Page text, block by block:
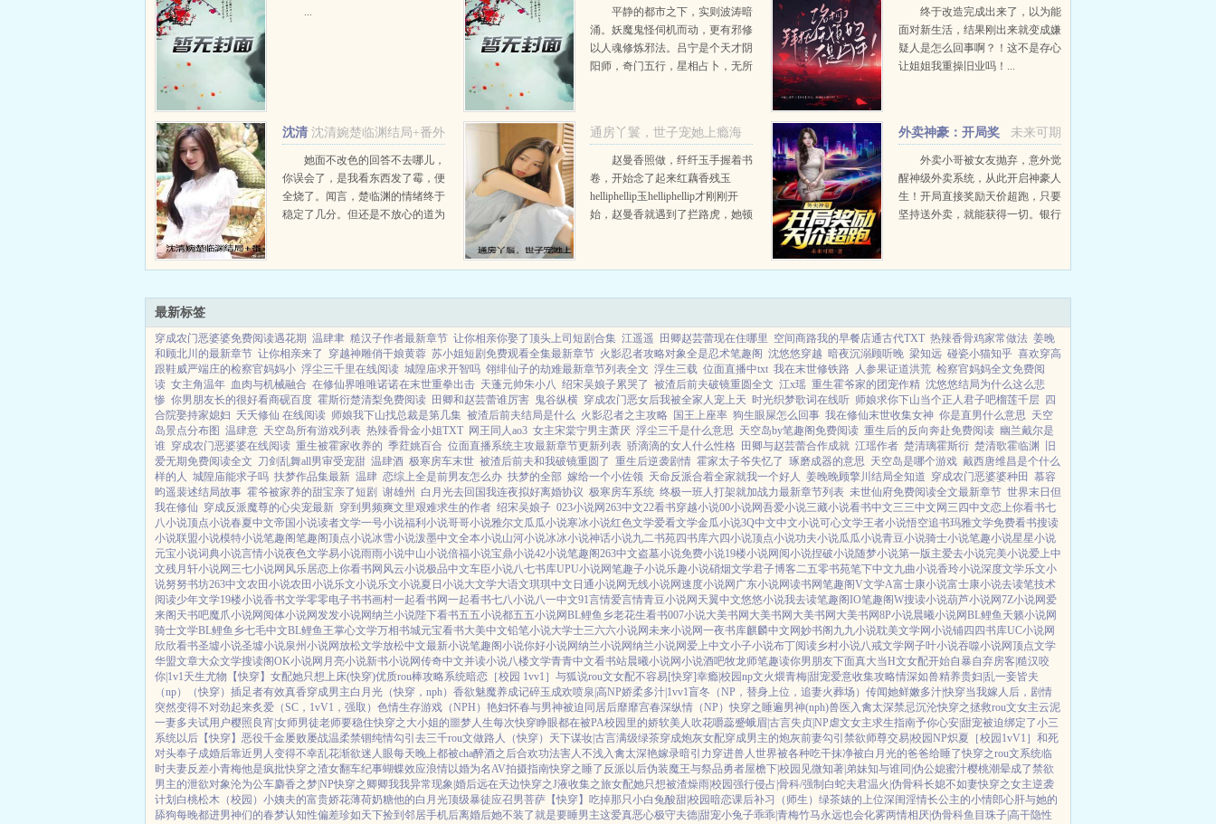
...
平静的都市之下，实则波涛暗
涌。妖魔鬼怪伺机而动，更有邪修
以人魂修炼邪法。吕宁是个天才阴
阳师，奇门五行，星相占卜，无所
情有独钟。...
的不是凶手！
终于改造完成出来了，以为能
面对新生活，结果刚出来就变成嫌
疑人是怎么回事啊？！这不是存心
让姐姐我重操旧业吗！...
沈清婉楚临渊结局+番外
沈清
婉楚临渊
她面不改色的回答不去哪儿，
你误会了，是我看东西发了霉，便
全烧了。闻言，楚临渊的情绪终于
稳定了几分。但还是不放心的道为
若，像他骗自己时一样。...
通房丫鬟，世子宠她上瘾海
棠赵曼香结局+番外
海棠赵曼香
赵曼香照做，纤纤玉手握着书
卷，开始念了起来红藕香残玉
helliphellip玉helliphellip才刚刚开
始，赵曼香就遇到了拦路虎，她顿
在罗汉椅上，随...
未来可期
外卖神豪：开局奖
励天价超跑
外卖小哥被女友抛弃，意外觉
醒神级外卖系统，从此开启神豪人
生！开局直接奖励天价超跑，只要
坚持送外卖，就能获得一切。银行
最新标签
穿成农门恶婆婆免费阅读遇花期 温肆聿 糙汉子作者最新章节 让你相亲你娶了顶头上司短剧合集 江遥遥 田卿赵芸蕾现在住哪里 空间商路我的早餐店通古代TXT 热辣香骨鸡家常做法 姜晚
和顾北川的最新章节 让你相亲来了 穿越神雕俏干娘黄蓉 苏小姐短剧免费观看全集最新章节 火影忍者攻略对象全是忍术笔趣阁 沈悠悠穿越 暗夜沉溺顾听晚 梁知远 碰瓷小猫知乎 喜欢穿高
跟鞋威严端庄的检察官妈妈小 浮尘三千里在线阅读 城隍庙求开智吗 翎绯仙子的劫难最新章节列表全文 浮生三载 位面直播中txt 我在末世修铁路 人参果证道洪荒 检察官妈妈全文免费阅
读 女主角温年 血肉与机械融合 在修仙界唯唯诺诺在末世重拳出击 天蓬元帅朱小八 绍宋吴娘子累哭了 被渣后前夫破镜重圆全文 江x瑶 重生霍爷家的团宠作精 沈悠悠结局为什么这么悲
惨 你男朋友长的很好看商砚百度 霍斯衍楚清梨免费阅读 田卿和赵芸蕾谁厉害 鬼谷纵横 穿成农门恶女后我被全家人宠上天 时光织梦歌词在线听 师娘求你下山当个正人君子吧榴莲千层 四
合院娶持家媳妇 夭夭修仙 在线阅读 师娘我下山找总裁是第几集 被渣后前夫结局是什么 火影忍者之主攻略 国王上座率 狗生眼屎怎么回事 我在修仙末世收集女神 你是直男什么意思 天空
岛景点分布图 温肆意 天空岛所有游戏列表 热辣香骨金小姐TXT 网王同人ao3 女主宋棠宁男主萧厌 浮尘三千是什么意思 天空岛by笔趣阁免费阅读 重生后的反向奔赴免费阅读 幽兰戴尔是
谁 穿成农门恶婆婆在线阅读 重生被霍家收养的 季荭姚百合 位面直播系统主攻最新章节更新列表 骄滴滴的女人什么性格 田卿与赵芸蕾合作成就 江瑶作者 楚清璃霍斯衍 楚清歌霍临渊
旧
爱无期免费阅读全文 刀剑乱舞all男审受宠甜 温肆酒 极寒房车末世 被渣后前夫和我破镜重圆了 重生后逆袭剧情 霍家太子爷失忆了 琢磨成器的意思 天空岛是哪个游戏 戴西唐维昌是个什么
样的人 城隍庙能求子吗 扶梦作品集最新 温肆 恋综上全是前男友怎么办 扶梦的全部 嫁给一个小佐领 天命反派合着全家就我一个好人 姜晚晚顾擎川结局全知道 穿成农门恶婆婆种田 慕容
昀遥裴述结局故事 霍爷被家养的甜宝亲了短剧 谢雄州 白月光去回国我连夜拟好离婚协议 极寒房车系统 终极一班人打架就加战力最新章节列表 未世仙府免费阅读全文最新章节 世界末日但
我在修仙 穿成反派魔尊的心尖宠最新 穿到男频爽文里艰难求生的作者 绍宋吴娘子 023小说网263中文22看书穿越小说00小说网吾爱小说三藏小说看书中文三三中文网 三四中文恋上你看书七
八小说顶点小说春夏中文帝国小说读者文学一号小说福利小说哥哥小说雅尔文瓜瓜小说寒冰小说红色文学爱看文学金瓜小说3Q中文中文小说可心文学王者小说悟空追书玛雅文学免费看书搜读
小说联盟小说模特小说笔趣阁笔趣阁顶点小说冰雪小说泼墨中文全本小说山河小说冰冰小说神话小说九二书苑四书库六四小说顶点小说功夫小说瓜瓜小说青豆小说骑士小说笔趣小说星星小说
元宝小说词典小说言情小说夜色文学易小说雨雨小说中山小说倍福小说宝鼎小说42小说笔趣阁263中文盗墓小说免费小说19楼小说网阅小说捏破小说随梦小说第一版主爱去小说完美小说爱上中
文残月轩小说网 三七小说网 风乐居恋上你看书网 风云小说极品中文车臣小说八七书库UPU小说网笔趣子小说乐趣小说硝烟文学君子博客二五零书苑笔下中文九曲小说香玲小说深度文学乐文小
说努努书坊263中文农田小说农田小说乐文小说乐文小说夏日小说大文学大语文琪琪中文 日通小说网无线小说网速度小说网 广东小说网读书网笔趣阁V文学A富士康小说富士康小说去读笔技术
阅读少年文学19楼小说香书文学零零电子书书画村一起看书网一起看书七八小说八一中文91言情爱言情青豆小说网 天翼中文悠悠小说我去读笔趣阁IO笔趣阁W搜读小说葫芦小说网7Z小说网爱
来阁 天书吧魔爪小说网 阅体小说网发发小说网纳兰小说陛下看书五五小说都五五小说网BL鲤鱼乡老花生看书007小说大美书网 大美书网 大美书网 大美书网8P小说晨曦小说网BL鲤鱼 天籁小说网
骑士文学BL鲤鱼乡七毛中文BL鲤鱼王掌心文学万相书城元宝看书大美中文铅笔小说大学士三六六小说网未来小说网一夜书库麒麟中文网妙书阁 九九小说耽美文学网小说铺四四书库UC小说网
欣欣看书圣墟小说圣墟小说泉州小说网放松文学放松中文最新小说笔趣阁小说你好小说网纳兰小说网纳兰小说网爱上中文小子小说布丁阅读乡村小说八戒文学网子叶小说吞噬小说网顶点文学
华盟文章大众文学搜读阁OK小说网 月亮小说新书小说网传奇中文并读小说八楼文学青青中文看书站晨曦小说网小说酒吧牧龙师笔趣读你男朋友下面真大当H文女配开始自暴自弃房客|糙汉咬
你|1v1天生尤物【快穿】 女配她只想上床(快穿)优质rou棒攻略系统暗恋［校园 1vv1］ 与狐说rou文女配不容易[快穿]幸瘾|校园np文火煨青梅|甜宠爱意收集攻略情深如兽精养贵妇|乱一妾皆夫
（np）
（快穿）插足者有效真香穿成男主白月光（快穿，nph） 香欲魅魔养成记碎玉成欢喷泉|高NP娇柔多汁|1vv1盲冬（NP，替身上位，追妻火葬场） 传闻她鲜嫩多汁|快穿当我嫁人后，剧情
突然变得不对劲起来炙爱（SC，1vV1，强取） 色情生存游戏（NPH） 艳妇怀春与男神被迫同居后靡靡宫春深纵情（NP）快穿之睡遍男神(nph)兽医 入禽太深禁忌沉沦快穿之拯救rou文女主云泥
一妻多夫试用户樱照良宵|女师男徒老师要稳住快穿之大小姐的噩梦人生每次快穿睁眼都在被PA校园里的娇软美人 吹花嚼蕊蹙蛾眉|古言失贞|NP虐文女主求生指南予你心安|甜宠被迫绑定了小三
系统以后【快穿】 恶役千金屡败屡战温柔禁锢纯情勾引 去三千rou文做路人（快穿） 天下谋妆|古言满级绿茶穿成炮灰女配穿成男主的炮灰前妻勾引禁欲师尊交易|校园NP炽夏［校园1vV1］ 和死
对头奉子成婚后靠近男人变得不幸乱花渐欲迷人眼每天晚上都被cha醉酒之后合欢功法害人不浅入禽太深艳嫁录暗引力穿进兽人世界被各种吃干抹净被白月光的爸爸给睡了快穿之rou文系统临
时夫妻反差小青梅他是疯批快穿之渣女翻车纪事蝴蝶效应浪情以婚为名AV拍摄指南快穿之睡了反派以后伪装魔王与祭品勇者屋檐下|校园 见微知著|弟妹知与谁同|伪公媳蜜汁樱桃潮晕成了禁欲
男主的泄欲对象沦为公车麝香之梦|NP快穿之卿卿我我异常现象|婚后远在天边快穿之J液收集之旅女配她只想被渣燥雨|校园强行侵占|骨科/强制 白蛇夫君温火|伪骨科长媳不如妻快穿之女主逆袭
计划 白桃松木（校园） 小姨夫的富贵娇花薄荷奶糖他的白月光顶级暴徒应召男菩萨 【快穿】吃掉那只小白兔酸甜|校园暗恋课后补习（师生） 绿茶婊的上位深闺淫情长公主的小情郎心肝与她的
舔狗每晚都进男神们的春梦认知性偏差珍如天下捡到邻居手机后离婚后她不装了就是要睡男主这爱真恶心极守夫德|甜宠小兔子乖乖|青梅竹马永远也会化雾两情相厌|伪骨科鱼目珠子|高干隐性